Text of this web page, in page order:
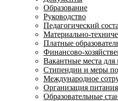
Образование
Руководство
Педагогический
Материально-
Платные
Финансово-
Вакантные места
Стипендии и меры
Международное
Организация
Образовательные